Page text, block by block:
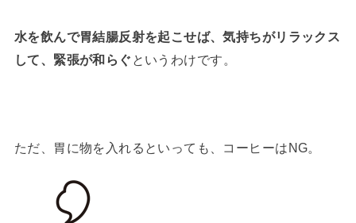
水を飲んで胃結腸反射を起こせば、気持ちがリラックス
して、緊張が和らぐ というわけです。
ただ、胃に物を入れるといっても、コーヒーはNG。